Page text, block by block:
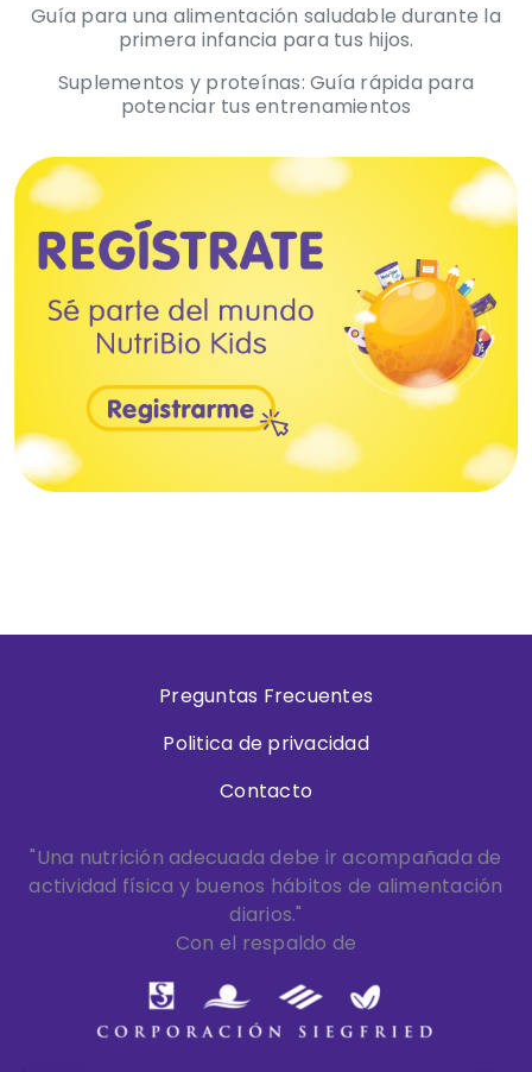
Guía para una alimentación saludable durante la
primera infancia para tus hijos.
Suplementos y proteínas: Guía rápida para
potenciar tus entrenamientos
Preguntas Frecuentes
Politica de privacidad
Contacto
"Una nutrición adecuada debe ir acompañada de
actividad física y buenos hábitos de alimentación
diarios."
Con el respaldo de